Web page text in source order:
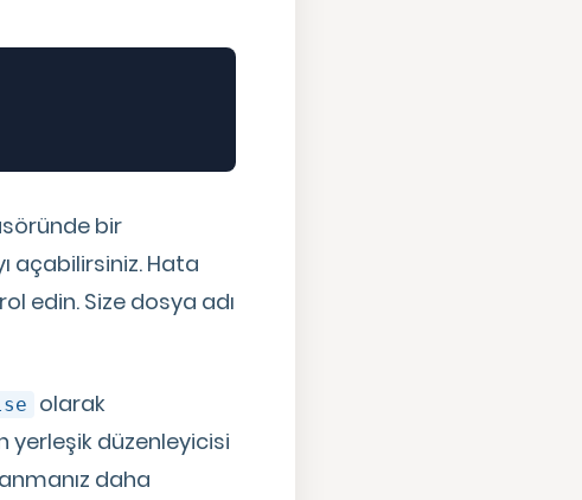
bir
açabilirsiniz. Hata
edin. Size dosya adı
olarak
yerleşik düzenleyicisi
daha